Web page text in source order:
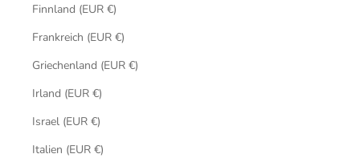
Finnland (EUR €)
Frankreich (EUR €)
Griechenland (EUR €)
Irland (EUR €)
Israel (EUR €)
Italien (EUR €)